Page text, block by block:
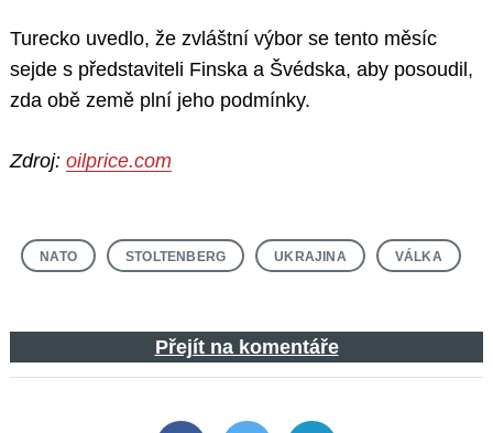
Turecko uvedlo, že zvláštní výbor se tento měsíc
sejde s představiteli Finska a Švédska, aby posoudil,
zda obě země plní jeho podmínky.
Zdroj: oilprice.com
NATO STOLTENBERG UKRAJINA VÁLKA
Přejít na komentáře